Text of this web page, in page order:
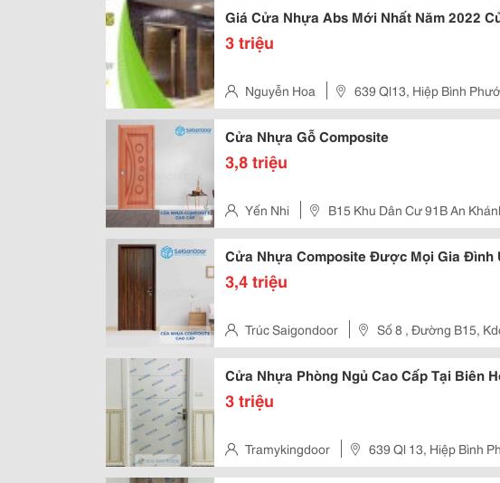
Giá Cửa Nhựa Abs Mới Nhất Năm 2022
3 triệu
Nguyễn Hoa
639 Ql13, Hiệp Bình
Minh, Việt Nam
Cửa Nhựa Gỗ Composite
3,8 triệu
Yến Nhi B15 Khu Dân Cư 91B An
Cửa Nhựa Composite Được Mọi Gia Đình
3,4 triệu
Trúc Saigondoor
Số 8 , Đường B15,
Ninh Kiều , Cần Thơ
Cửa Nhựa Phòng Ngủ Cao Cấp Tại Biên
3 triệu
Tramykingdoor 639 Ql 13, Hiệp